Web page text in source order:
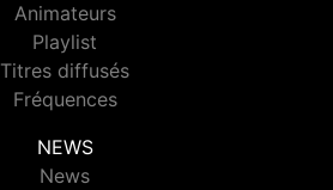
Animateurs
Playlist
Titres diffusés
Fréquences
NEWS
News